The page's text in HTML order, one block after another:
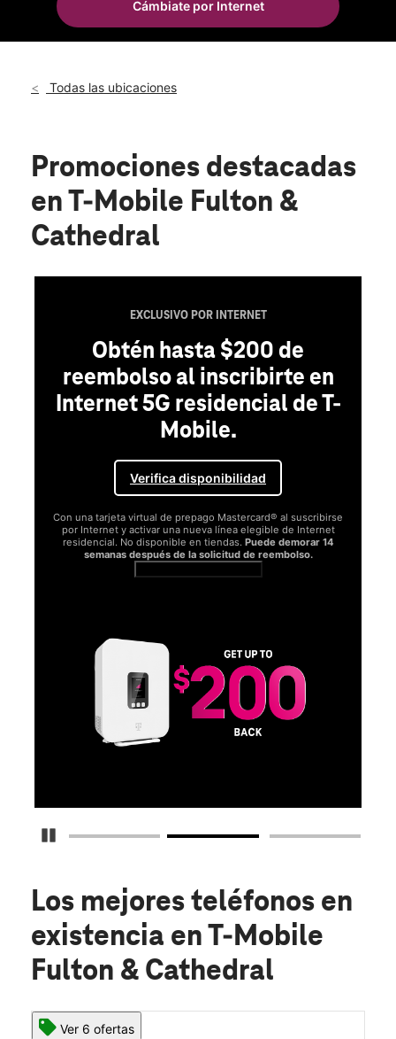
Mié.:
10:00 a.m. a 8:00 p.m.
112 Fulton Ave Hempstead, NY 11550
Cámbiate por Internet
Todas las ubicaciones
Promociones destacadas
en T-Mobile Fulton &
Cathedral
Detener carrusel
EXCLUSIVO POR INTERNET
Obtén hasta $200 de
reembolso al inscribirte en
Internet 5G residencial de T-
Mobile.
Verifica disponibilidad
Con una tarjeta virtual de prepago Mastercard® al suscribirse
por Internet y activar una nueva línea elegible de Internet
residencial. No disponible en tiendas. Puede demorar 14
semanas después de la solicitud de reembolso.
Los mejores teléfonos en
existencia en T-Mobile
Fulton & Cathedral
Ver 6 ofertas